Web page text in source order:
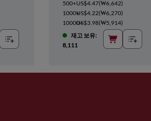
500+US$4.47(₩6,642)
1000+US$4.22(₩6,270)
10000+US$3.98(₩5,914)
재고 보유:
8,111